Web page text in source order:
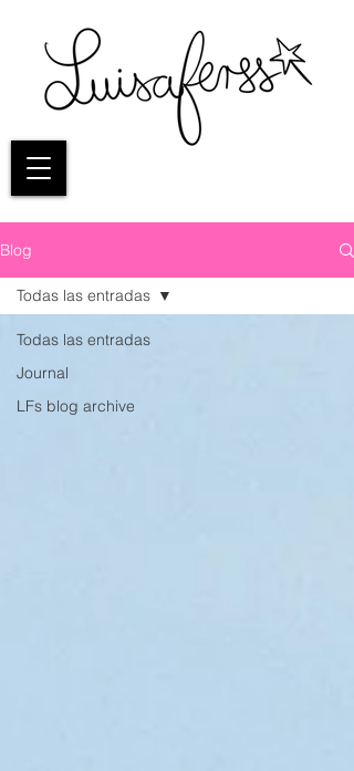
Blog
Todas las entradas
Journal
LFs blog archive
Todas las entradas